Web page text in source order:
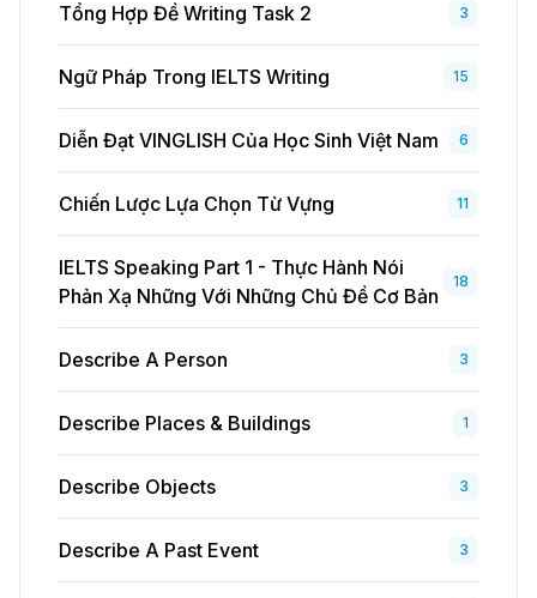
Tổng Hợp Đề Writing Task 2 3
Ngữ Pháp Trong IELTS Writing 15
Diễn Đạt VINGLISH Của Học Sinh Việt Nam 6
Chiến Lược Lựa Chọn Từ Vựng 11
IELTS Speaking Part 1 - Thực Hành Nói
Phản Xạ Những Với Những Chủ Đề Cơ Bản
18
Describe A Person 3
Describe Places & Buildings 1
Describe Objects 3
Describe A Past Event 3